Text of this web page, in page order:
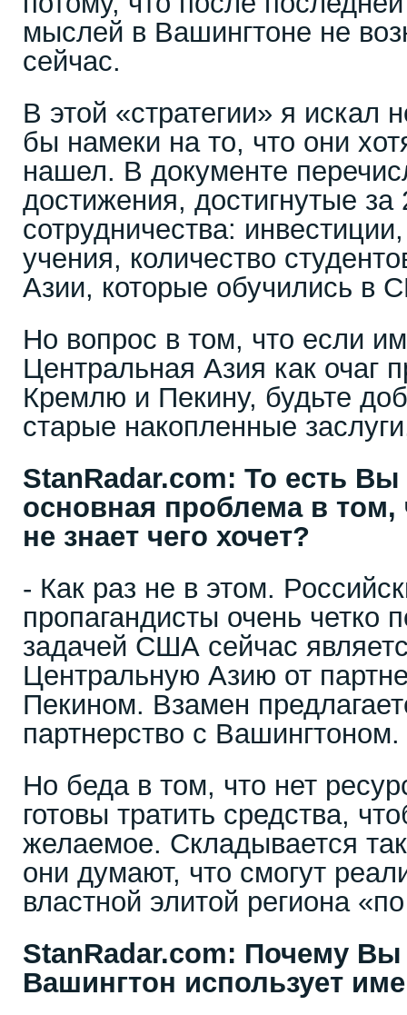
мыслей в Вашингтоне не
сейчас.
В этой «стратегии» я искал
бы намеки на то, что они
нашел. В документе
достижения, достигнутые за
сотрудничества:
учения, количество
Азии, которые обучились в
Но вопрос в том, что если
Центральная Азия как очаг
Кремлю и Пекину, будьте
старые накопленные
StanRadar.com: То есть Вы
основная проблема в
не знает чего хочет?
- Как раз не в этом.
пропагандисты очень четко
задачей США сейчас
Центральную Азию от
Пекином. Взамен
партнерство с Вашингтоном.
Но беда в том, что нет
готовы тратить средства,
желаемое. Складывается
они думают, что смогут
властной элитой региона
StanRadar.com: Почему Вы
Вашингтон использует